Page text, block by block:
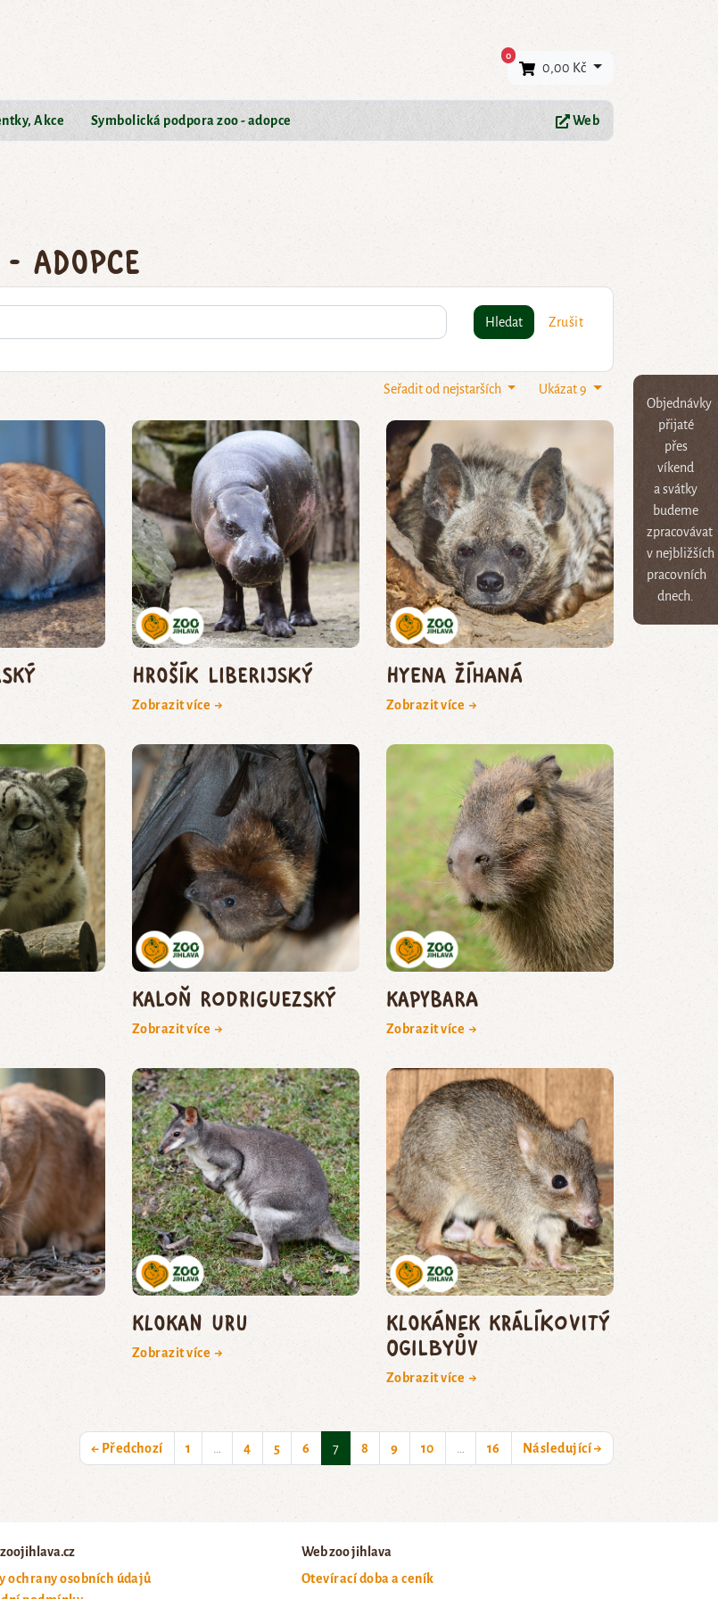
Objednávky
přijaté
přes
víkend
a svátky
budeme
zpracovávat
v nejbližších
pracovních
dnech.
0×
0,00 Kč
Akce Symbolická podpora zoo - adopce Web
adopce
Hledat Zrušit
Ukázat 9
Seřadit od nejstarších
hrošík liberijský
Zobrazit více →
hyena žíhaná
Zobrazit více →
kaloň rodriguezský
Zobrazit více →
kapybara
Zobrazit více →
klokan uru
Zobrazit více →
klokánek králíkovitý
Ogilbyův
Zobrazit více →
← Předchozí 1 4 5 6 7(current)
8 9 10 16 Následující →
ochrany osobních údajů
Web zoo jihlava
Otevírací doba a ceník